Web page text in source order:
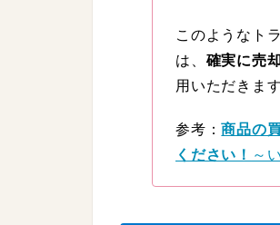
このようなト
は、 確実に売
用いただきま
参考：商品の
ください！ ～